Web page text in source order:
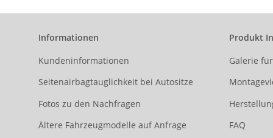
Informationen
Kundeninformationen
Seitenairbagtauglichkeit bei Autositze
Fotos zu den Nachfragen
Ältere Fahrzeugmodelle auf Anfrage
Produkt
Galerie
FAQ